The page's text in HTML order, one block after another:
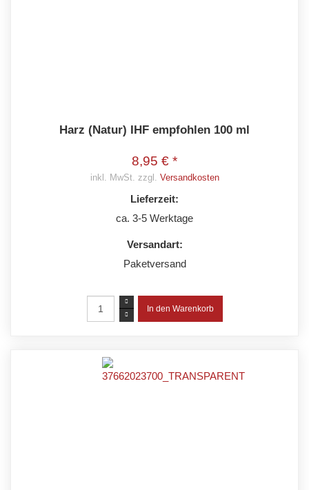
Harz (Natur) IHF empfohlen 100 ml
8,95 € *
inkl. MwSt. zzgl. Versandkosten
Lieferzeit:
ca. 3-5 Werktage
Versandart:
Paketversand